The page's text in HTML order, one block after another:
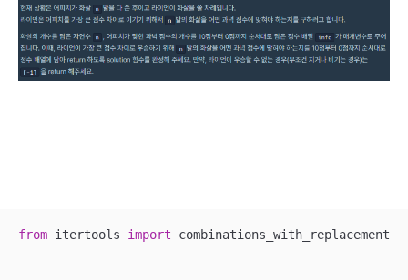
from itertools import combinations_with_replacement